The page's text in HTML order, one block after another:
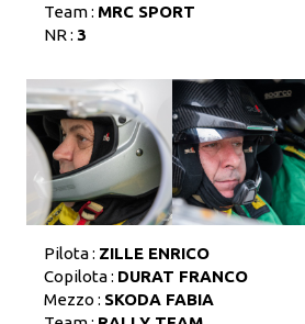
Team : MRC SPORT
NR : 3
Pilota : ZILLE ENRICO
Copilota : DURAT FRANCO
Mezzo : SKODA FABIA